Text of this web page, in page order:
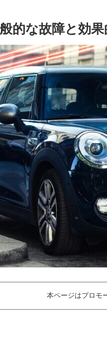
的な故障と効
本ページはプロモ